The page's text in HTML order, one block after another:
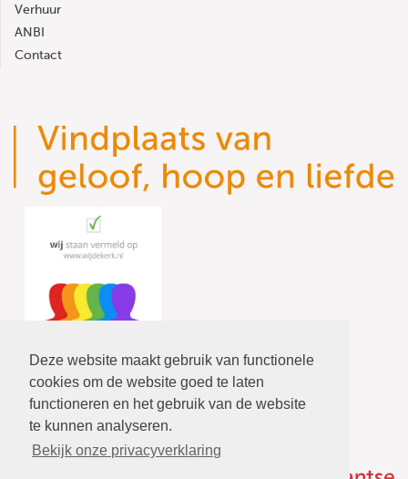
Deze website maakt gebruik van functionele
cookies om de website goed te laten
functioneren en het gebruik van de website
te kunnen analyseren.
Bekijk onze privacyverklaring
Verhuur
ANBI
Contact